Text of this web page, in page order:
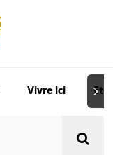
Vivre ici